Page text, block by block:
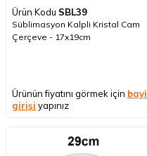
Ürün Kodu SBL39
Süblimasyon Kalpli Kristal Cam
Çerçeve - 17x19cm
Ürünün fiyatını görmek için bayi
girişi yapınız